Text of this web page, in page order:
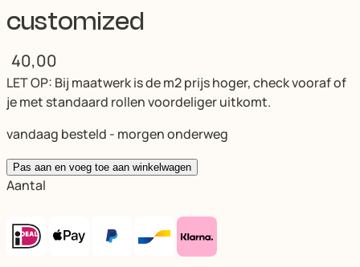
customized
40,00
LET OP: Bij maatwerk is de m2 prijs hoger, check vooraf of
je met standaard rollen voordeliger uitkomt.
vandaag besteld - morgen onderweg
Pas aan en voeg toe aan winkelwagen
Aantal